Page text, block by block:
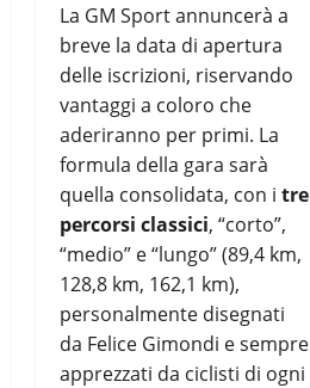
La GM Sport annuncerà a
breve la data di apertura
delle iscrizioni, riservando
vantaggi a coloro che
aderiranno per primi. La
formula della gara sarà
quella consolidata, con i tre
percorsi classici, “corto”,
“medio” e “lungo” (89,4 km,
128,8 km, 162,1 km),
personalmente disegnati
da Felice Gimondi e sempre
apprezzati da ciclisti di ogni